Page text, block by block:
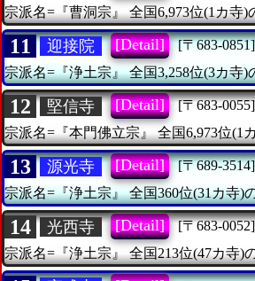
宗派名=『曹洞宗』
全国6,973位(1カ寺)
11 迎接院 [Detail] [〒683-0851]
宗派名=『浄土宗』 全国3,258位(3カ寺)
12 堅信寺 [Detail] [〒683-0055]
宗派名=『本門佛立宗』
全国6,973位(1
13 源光寺 [Detail] [〒689-3514]
宗派名=『浄土宗』 全国360位(31カ寺)
14 光西寺 [Detail] [〒683-0052]
宗派名=『浄土宗』
全国213位(47カ寺)